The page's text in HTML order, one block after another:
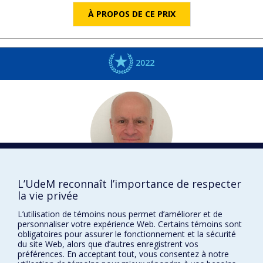
À PROPOS DE CE PRIX
2022
Pierre DESAULNIERS
DISTINCTIONS
L’UdeM reconnaît l’importance de respecter
la vie privée
L’utilisation de témoins nous permet d’améliorer et de
personnaliser votre expérience Web. Certains témoins sont
obligatoires pour assurer le fonctionnement et la sécurité
du site Web, alors que d’autres enregistrent vos
préférences. En acceptant tout, vous consentez à notre